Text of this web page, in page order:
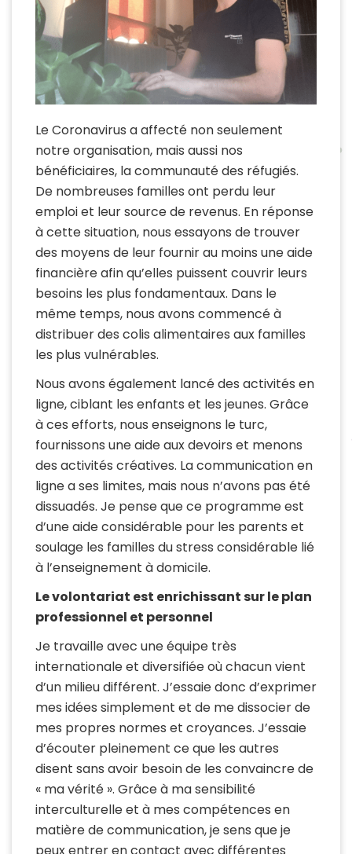
Le Coronavirus a affecté non seulement
notre organisation, mais aussi nos
bénéficiaires, la communauté des réfugiés.
De nombreuses familles ont perdu leur
emploi et leur source de revenus. En réponse
à cette situation, nous essayons de trouver
des moyens de leur fournir au moins une aide
financière afin qu’elles puissent couvrir leurs
besoins les plus fondamentaux. Dans le
même temps, nous avons commencé à
distribuer des colis alimentaires aux familles
les plus vulnérables.
Nous avons également lancé des activités en
ligne, ciblant les enfants et les jeunes. Grâce
à ces efforts, nous enseignons le turc,
fournissons une aide aux devoirs et menons
des activités créatives. La communication en
ligne a ses limites, mais nous n’avons pas été
dissuadés. Je pense que ce programme est
d’une aide considérable pour les parents et
soulage les familles du stress considérable lié
à l’enseignement à domicile.
Le volontariat est enrichissant sur le plan
professionnel et personnel
Je travaille avec une équipe très
internationale et diversifiée où chacun vient
d’un milieu différent. J’essaie donc d’exprimer
mes idées simplement et de me dissocier de
mes propres normes et croyances. J’essaie
d’écouter pleinement ce que les autres
disent sans avoir besoin de les convaincre de
« ma vérité ». Grâce à ma sensibilité
interculturelle et à mes compétences en
matière de communication, je sens que je